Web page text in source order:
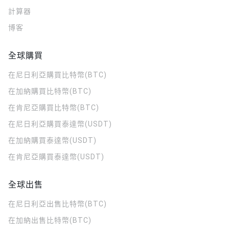
計算器
博客
全球購買
在尼日利亞購買比特幣(BTC)
在加納購買比特幣(BTC)
在肯尼亞購買比特幣(BTC)
在尼日利亞購買泰達幣(USDT)
在加納購買泰達幣(USDT)
在肯尼亞購買泰達幣(USDT)
全球出售
在尼日利亞出售比特幣(BTC)
在加納出售比特幣(BTC)